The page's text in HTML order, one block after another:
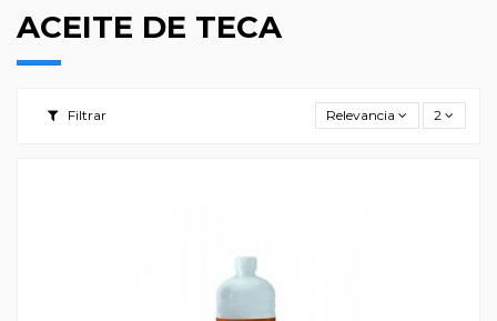
ACEITE DE TECA
Filtrar Relevancia 2